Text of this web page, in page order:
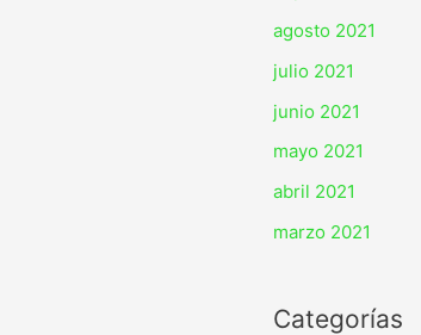
agosto 2021
julio 2021
junio 2021
mayo 2021
abril 2021
marzo 2021
Categorías